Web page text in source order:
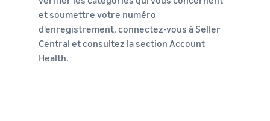
et soumettre votre numéro
d'enregistrement, connectez-vous à Seller
Central et consultez la section Account
Health.